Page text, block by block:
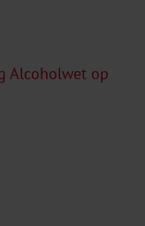
Alcoholwet op